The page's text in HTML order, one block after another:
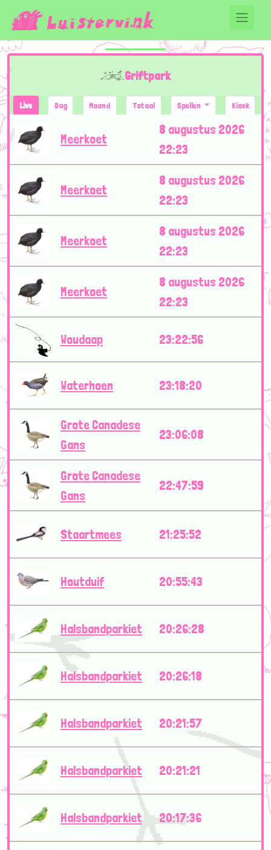
Griftpark
Live Dag Maand Totaal Spellen Kiosk
Meerkoet
8 augustus 2026
22:23
Meerkoet
8 augustus 2026
22:23
Meerkoet
8 augustus 2026
22:23
Meerkoet
8 augustus 2026
22:23
Woudaap 23:22:56
Waterhoen 23:18:20
Grote Canadese
Gans
23:06:08
Grote Canadese
Gans
22:47:59
Staartmees 21:25:52
Houtduif 20:55:43
Halsbandparkiet 20:26:28
Halsbandparkiet 20:26:18
Halsbandparkiet 20:21:57
Halsbandparkiet 20:21:21
Halsbandparkiet 20:17:36